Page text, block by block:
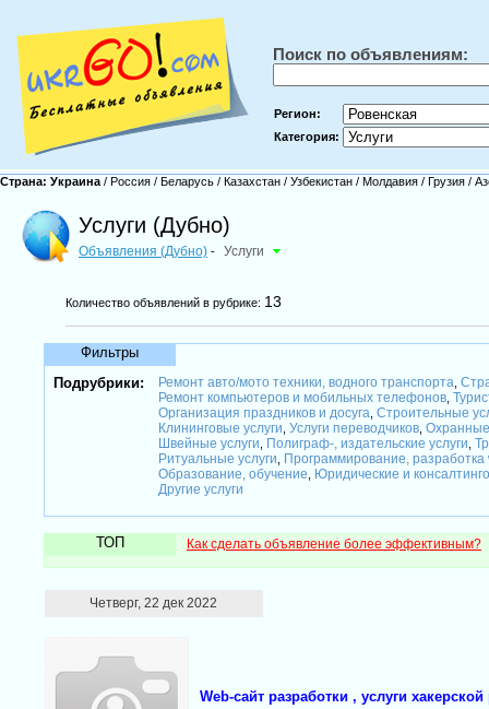
Поиск по объявлениям:
Регион:
Категория:
Страна: Украина / Россия / Беларусь / Казахстан / Узбекистан / Молдавия / Грузия /
Услуги (Дубно)
Объявления (Дубно) - Услуги
Количество объявлений в рубрике: 13
Фильтры
Подрубрики:
Ремонт авто/мото техники, водного транспорта
Ремонт компьютеров и мобильных телефонов,
Организация праздников и досуга Строительные
Клининговые услуги Услуги переводчиков, Охранные
Швейные услуги
Полиграф-, издательские услуги
Ритуальные услуги
Программирование, разработка
Образование, обучение
Юридические и
Другие услуги
ТОП Как сделать объявление более эффективным?
Четверг, 22 дек 2022
Web-сайт разработки , услуги